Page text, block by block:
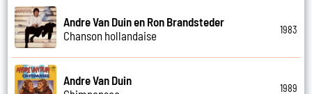
Andre Van Duin en Ron Brandsteder
Chanson hollandaise
1983
Andre Van Duin
1989